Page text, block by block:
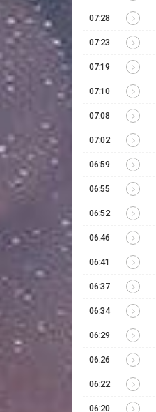
07:28
07:23
07:19
07:10
07:08
07:02
06:59
06:55
06:52
06:46
06:41
06:37
06:34
06:29
06:26
06:22
06:20